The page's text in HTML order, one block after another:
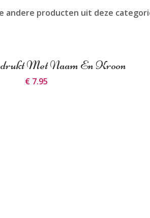
andere producten uit deze
Met Naam En Kroon
€ 7.95